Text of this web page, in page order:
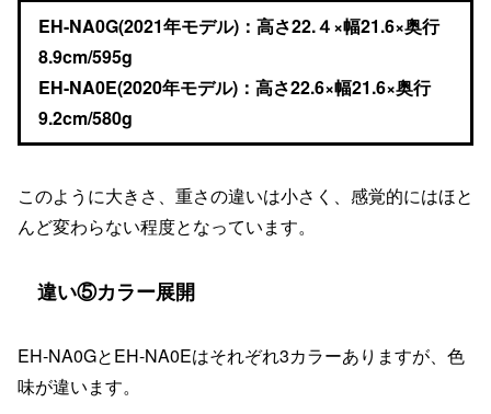
EH-NA0G(2021年モデル)：高さ22.４×幅21.6×奥行
8.9cm/595g
EH-NA0E(2020年モデル)：高さ22.6×幅21.6×奥行
9.2cm/580g
このように大きさ、重さの違いは小さく、感覚的にはほと
んど変わらない程度となっています。
違い⑤カラー展開
EH-NA0GとEH-NA0Eはそれぞれ3カラーありますが、色
味が違います。